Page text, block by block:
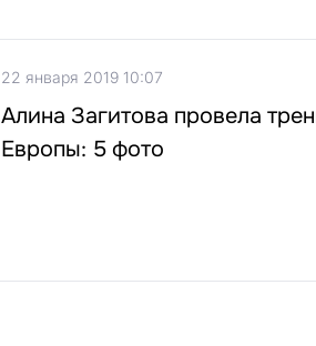
22 января 2019 10:07
Алина Загитова провела
Европы: 5 фото